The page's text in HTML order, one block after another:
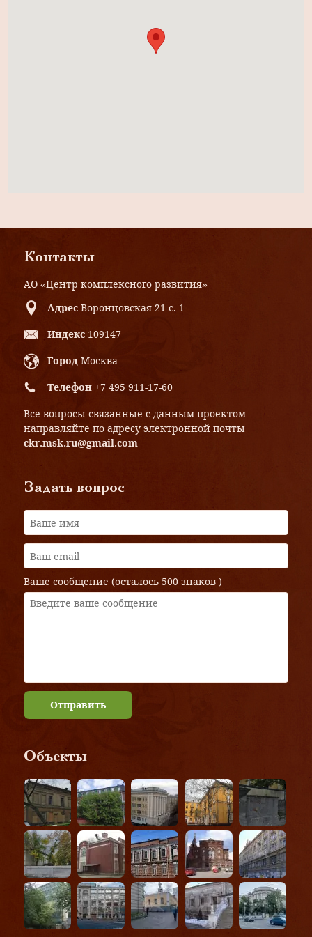
Контакты
АО «Центр комплексного развития»
Адрес Воронцовская 21 с. 1
Индекс 109147
Город Москва
Телефон +7 495 911-17-60
Все вопросы связанные с данным проектом
направляйте по адресу электронной почты
ckr.msk.ru@gmail.com
Задать вопрос
Ваше сообщение (осталось 500 знаков )
Отправить
Объекты